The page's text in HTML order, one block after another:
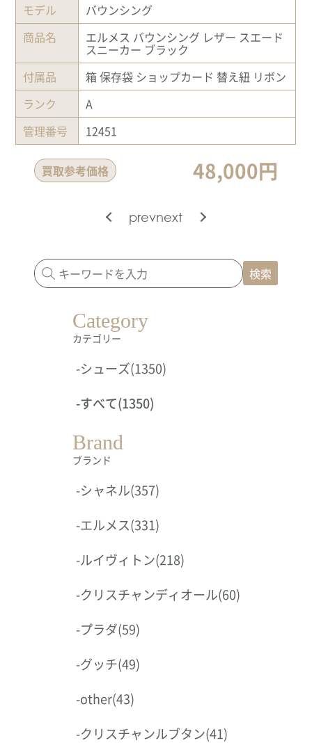
モデル
バウンシング
商品名
エルメス バウンシング レザー スエード
スニーカー ブラック
付属品
箱 保存袋 ショップカード 替え紐 リボン
ランク
A
管理番号
12451
買取参考価格 48,000円
prevnext
検索
Category
カテゴリー
-シューズ(1350)
-すべて(1350)
Brand
ブランド
-シャネル(357)
-エルメス(331)
-ルイヴィトン(218)
-クリスチャンディオール(60)
-プラダ(59)
-グッチ(49)
-other(43)
-クリスチャンルブタン(41)